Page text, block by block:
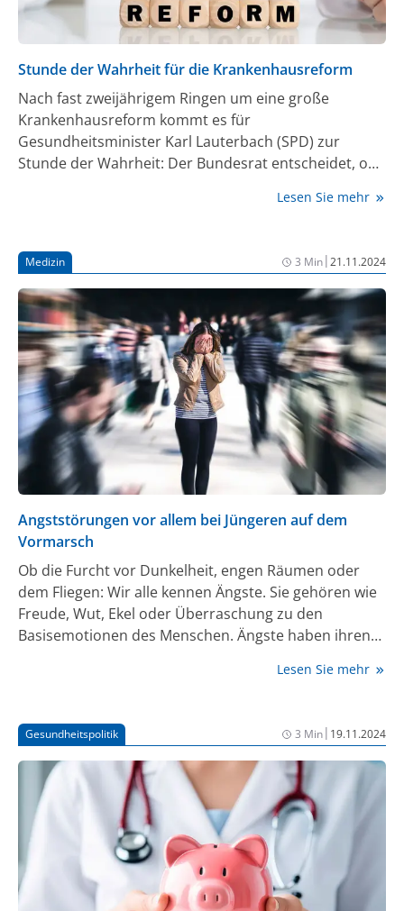
Stunde der Wahrheit für die Krankenhausreform
Nach fast zweijährigem Ringen um eine große
Krankenhausreform kommt es für
Gesundheitsminister Karl Lauterbach (SPD) zur
Stunde der Wahrheit: Der Bundesrat entscheidet, ob
Gesetz umgesetzt werden kann – oder erst in eine
weniger als einer „Revolution“. Die Ziele: weniger
Finanzdruck für die Kliniken und mehr Spezialisierung
bei komplexeren Eingriffen, die Patienten eine
bessere Versorgung bringen soll. Doch gegen die
Pläne gibt es bis zuletzt auch viele Widerstände.
Lesen Sie mehr
Medizin 3 Min|21.11.2024
Angststörungen vor allem bei Jüngeren auf dem
Vormarsch
Ob die Furcht vor Dunkelheit, engen Räumen oder
dem Fliegen: Wir alle kennen Ängste. Sie gehören wie
Freude, Wut, Ekel oder Überraschung zu den
Basisemotionen des Menschen. Ängste haben ihren
von Stresshormonen wie Adrenalin und Cortisol
Alarm- und Fluchtbereitschaft versetzen.
Lesen Sie mehr
Gesundheitspolitik 3 Min| 19.11.2024